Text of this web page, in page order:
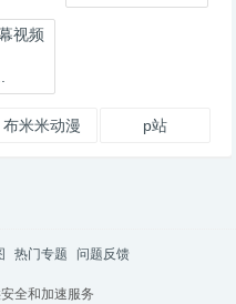
布米米动漫 p站
热门专题 问题反馈
全和加速服务